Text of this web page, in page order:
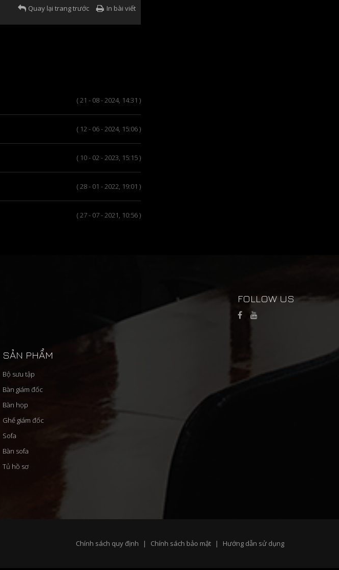
Quay lại trang trước In bài viết
( 21 - 08 - 2024, 14:31 )
( 12 - 06 - 2024, 15:06 )
( 10 - 02 - 2023, 15:15 )
( 28 - 01 - 2022, 19:01 )
( 27 - 07 - 2021, 10:56 )
FOLLOW US
SẢN PHẨM
Bộ sưu tập
Bàn giám đốc
Bàn họp
Ghế giám đốc
Sofa
Bàn sofa
Tủ hồ sơ
Chính sách quy định Chính sách bảo mật Hướng dẫn sử dụng